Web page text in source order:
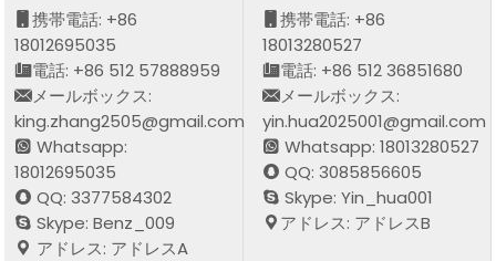
携帯電話: +86
18012695035
電話: +86 512 57888959
メールボックス:
king.zhang2505@gmail.com
Whatsapp:
18012695035
QQ: 3377584302
Skype: Benz_009
アドレス: アドレスA
携帯電話: +86
18013280527
電話: +86 512 36851680
メールボックス:
yin.hua2025001@gmail.com
Whatsapp: 18013280527
QQ: 3085856605
Skype: Yin_hua001
アドレス: アドレスB